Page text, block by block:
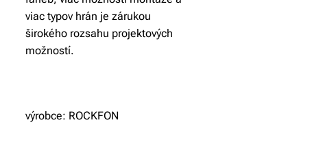
viac typov hrán je zárukou
širokého rozsahu projektových
možností.
výrobce: ROCKFON